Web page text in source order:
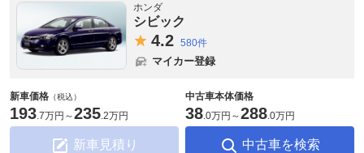
ホンダ
シビック
4.2 580件
マイカー登録
新車価格 （税込）
193.7万円 ～235.2万円
新車見積り
中古車本体価格
38.0万円 ～288.0万円
中古車を検索